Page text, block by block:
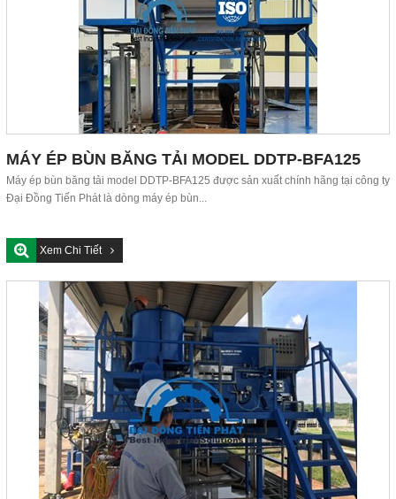
MÁY ÉP BÙN BĂNG TẢI MODEL DDTP-BFA125
Máy ép bùn băng tải model DDTP-BFA125 được sản xuất chính hãng tại công ty
Đại Đồng Tiến Phát là dòng máy ép bùn...
Xem Chi Tiết